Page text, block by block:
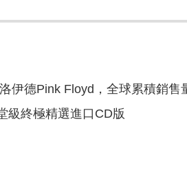
德Pink Floyd，全球累積銷售
級終極精選進口CD版